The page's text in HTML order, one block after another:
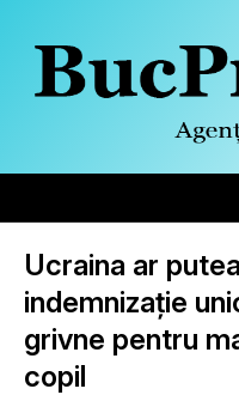
Ucraina ar
indemnizație
grivne pentru
copil